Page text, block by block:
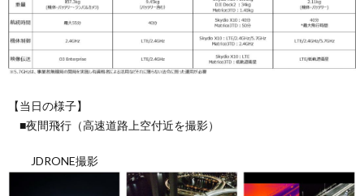
【当日の様子】
■夜間飛行（高速道路上空付近を撮影）
JDRONE撮影